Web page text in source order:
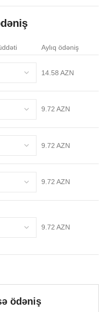
Aylıq ödəniş
14.58 AZN
9.72 AZN
9.72 AZN
9.72 AZN
9.72 AZN
ödəniş